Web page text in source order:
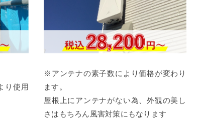
り使用
※アンテナの素子数により価格が変わり
ます。
屋根上にアンテナがない為、外観の美し
さはもちろん風害対策にもなります